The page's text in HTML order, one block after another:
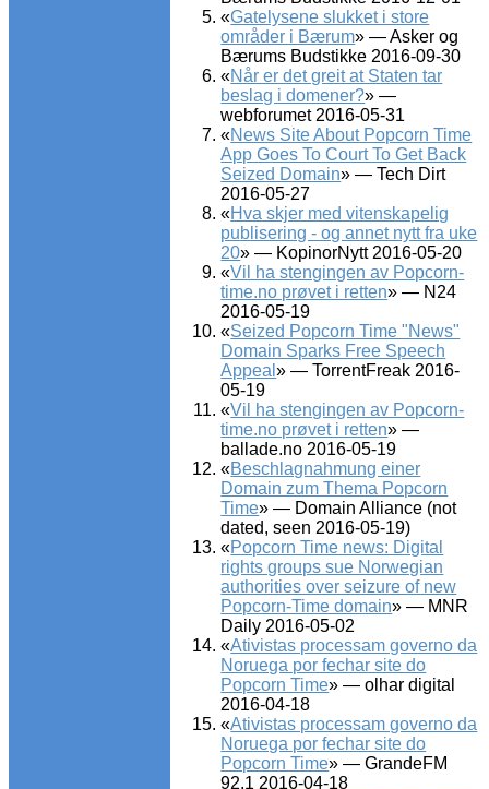
«Gatelysene slukket i store
områder i Bærum» — Asker og
Bærums Budstikke 2016-09-30
«Når er det greit at Staten tar
beslag i domener?» —
webforumet 2016-05-31
«News Site About Popcorn Time
App Goes To Court To Get Back
Seized Domain» — Tech Dirt
2016-05-27
«Hva skjer med vitenskapelig
publisering - og annet nytt fra uke
20» — KopinorNytt 2016-05-20
«Vil ha stengingen av Popcorn-
time.no prøvet i retten» — N24
2016-05-19
«Seized Popcorn Time "News"
Domain Sparks Free Speech
Appeal» — TorrentFreak 2016-
05-19
«Vil ha stengingen av Popcorn-
time.no prøvet i retten» —
ballade.no 2016-05-19
«Beschlagnahmung einer
Domain zum Thema Popcorn
Time» — Domain Alliance (not
dated, seen 2016-05-19)
«Popcorn Time news: Digital
rights groups sue Norwegian
authorities over seizure of new
Popcorn-Time domain» — MNR
Daily 2016-05-02
«Ativistas processam governo da
Noruega por fechar site do
Popcorn Time» — olhar digital
2016-04-18
«Ativistas processam governo da
Noruega por fechar site do
Popcorn Time» — GrandeFM
92.1 2016-04-18